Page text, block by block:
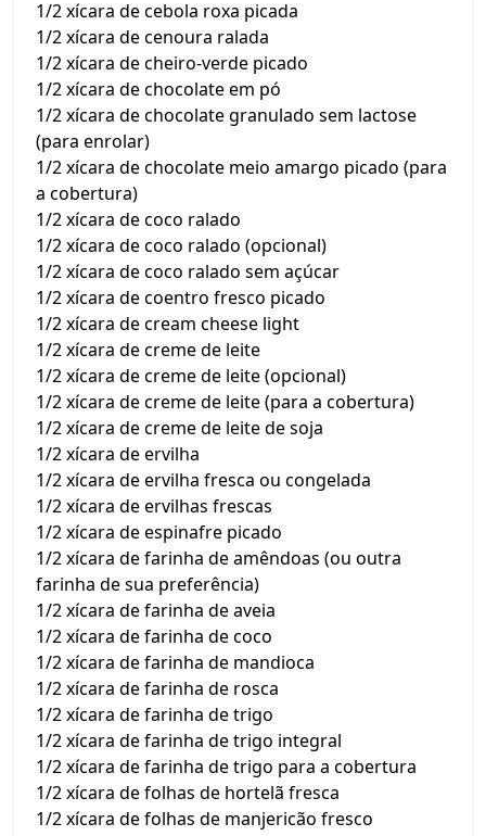
1/2 xícara de cebola roxa picada
1/2 xícara de cenoura ralada
1/2 xícara de cheiro-verde picado
1/2 xícara de chocolate em pó
1/2 xícara de chocolate granulado sem lactose
(para enrolar)
1/2 xícara de chocolate meio amargo picado (para
a cobertura)
1/2 xícara de coco ralado
1/2 xícara de coco ralado (opcional)
1/2 xícara de coco ralado sem açúcar
1/2 xícara de coentro fresco picado
1/2 xícara de cream cheese light
1/2 xícara de creme de leite
1/2 xícara de creme de leite (opcional)
1/2 xícara de creme de leite (para a cobertura)
1/2 xícara de creme de leite de soja
1/2 xícara de ervilha
1/2 xícara de ervilha fresca ou congelada
1/2 xícara de ervilhas frescas
1/2 xícara de espinafre picado
1/2 xícara de farinha de amêndoas (ou outra
farinha de sua preferência)
1/2 xícara de farinha de aveia
1/2 xícara de farinha de coco
1/2 xícara de farinha de mandioca
1/2 xícara de farinha de rosca
1/2 xícara de farinha de trigo
1/2 xícara de farinha de trigo integral
1/2 xícara de farinha de trigo para a cobertura
1/2 xícara de folhas de hortelã fresca
1/2 xícara de folhas de manjericão fresco